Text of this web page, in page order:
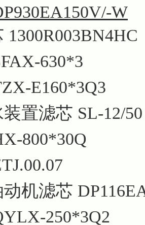
W
1300R003BN4HC
630*3
E160*3Q3
置滤芯 SL-12/50
800*30Q
机滤芯
250*3Q2